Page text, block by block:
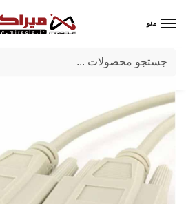
منو
میراکل/کامپیوتر/کابل